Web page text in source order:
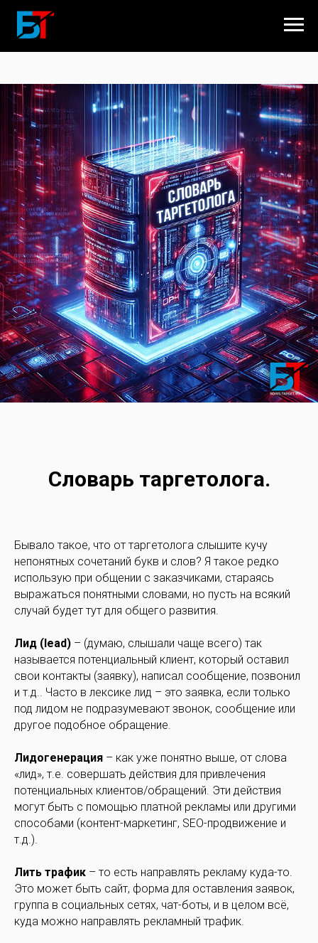
Словарь таргетолога.
Бывало такое, что от таргетолога слышите кучу
непонятных сочетаний букв и слов? Я такое редко
использую при общении с заказчиками, стараясь
выражаться понятными словами, но пусть на всякий
случай будет тут для общего развития.
Лид (lead) – (думаю, слышали чаще всего) так
называется потенциальный клиент, который оставил
свои контакты (заявку), написал сообщение, позвонил
и т.д.. Часто в лексике лид – это заявка, если только
под лидом не подразумевают звонок, сообщение или
другое подобное обращение.
Лидогенерация – как уже понятно выше, от слова
«лид», т.е. совершать действия для привлечения
потенциальных клиентов/обращений. Эти действия
могут быть с помощью платной рекламы или другими
способами (контент-маркетинг, SEO-продвижение и
т.д.).
Лить трафик – то есть направлять рекламу куда-то.
Это может быть сайт, форма для оставления заявок,
группа в социальных сетях, чат-боты, и в целом всё,
куда можно направлять рекламный трафик.